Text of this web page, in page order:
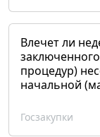
Влечет ли
процедур)
начальной
Госзакупки